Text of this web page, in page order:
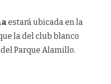
estará ubicada en la
la del club blanco
Parque Alamillo.